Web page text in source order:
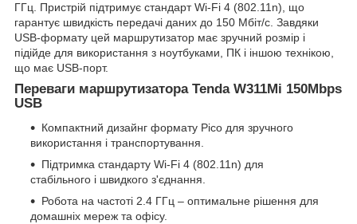
ГГц. Пристрій підтримує стандарт Wi-Fi 4 (802.11n), що
гарантує швидкість передачі даних до 150 Мбіт/с. Завдяки
USB-формату цей маршрутизатор має зручний розмір і
підійде для використання з ноутбуками, ПК і іншою технікою,
що має USB-порт.
Переваги маршрутизатора Tenda W311Mi 150Mbps
USB
Компактний дизайнг формату Pico для зручного
використання і транспортування.
Підтримка стандарту Wi-Fi 4 (802.11n) для
стабільного і швидкого з'єднання.
Робота на частоті 2.4 ГГц – оптимальне рішення для
домашніх мереж та офісу.